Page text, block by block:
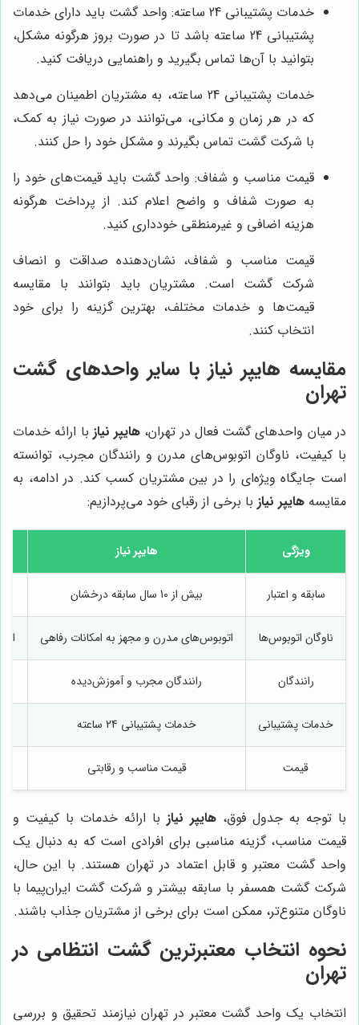
خدمات پشتیبانی 24 ساعته: واحد گشت باید دارای خدمات
پشتیبانی 24 ساعته باشد تا در صورت بروز هرگونه مشکل،
بتوانید با آن‌ها تماس بگیرید و راهنمایی دریافت کنید.
خدمات پشتیبانی 24 ساعته، به مشتریان اطمینان می‌دهد
که در هر زمان و مکانی، می‌توانند در صورت نیاز به کمک،
با شرکت گشت تماس بگیرند و مشکل خود را حل کنند.
قیمت مناسب و شفاف: واحد گشت باید قیمت‌های خود را
به صورت شفاف و واضح اعلام کند. از پرداخت هرگونه
هزینه اضافی و غیرمنطقی خودداری کنید.
قیمت مناسب و شفاف، نشان‌دهنده صداقت و انصاف
شرکت گشت است. مشتریان باید بتوانند با مقایسه
قیمت‌ها و خدمات مختلف، بهترین گزینه را برای خود
انتخاب کنند.
مقایسه هایپر نیاز با سایر واحدهای گشت
تهران
در میان واحدهای گشت فعال در تهران، هایپر نیاز با ارائه خدمات
با کیفیت، ناوگان اتوبوس‌های مدرن و رانندگان مجرب، توانسته
است جایگاه ویژه‌ای را در بین مشتریان کسب کند. در ادامه، به
مقایسه هایپر نیاز با برخی از رقبای خود می‌پردازیم:
ویژگی هایپر نیاز
سابقه و اعتبار بیش از 10 سال سابقه درخشان
ناوگان اتوبوس‌ها اتوبوس‌های مدرن و مجهز به امکانات رفاهی
رانندگان رانندگان مجرب و آموزش‌دیده
خدمات پشتیبانی خدمات پشتیبانی 24 ساعته
قیمت قیمت مناسب و رقابتی
با توجه به جدول فوق، هایپر نیاز با ارائه خدمات با کیفیت و
قیمت مناسب، گزینه مناسبی برای افرادی است که به دنبال یک
واحد گشت معتبر و قابل اعتماد در تهران هستند. با این حال،
شرکت گشت همسفر با سابقه بیشتر و شرکت گشت ایران‌پیما با
ناوگان متنوع‌تر، ممکن است برای برخی از مشتریان جذاب باشند.
نحوه انتخاب معتبرترین گشت انتظامی در
تهران
انتخاب یک واحد گشت معتبر در تهران نیازمند تحقیق و بررسی